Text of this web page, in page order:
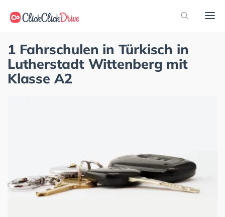
1 Fahrschulen in Türkisch in
Lutherstadt Wittenberg mit
Klasse A2